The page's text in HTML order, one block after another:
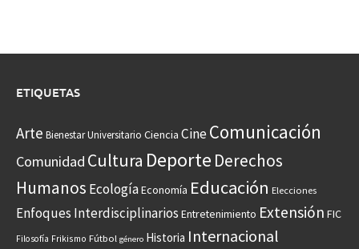
ETIQUETAS
Arte Bienestar Universitario Ciencia CineComunicación
Comunidad Cultura Deporte Derechos
Humanos EcologíaEconomía Educación Elecciones
Enfoques Interdisciplinarios Entretenimiento Extensión FIC
Filosofía Frikismo Fútbol género Historia Internacional